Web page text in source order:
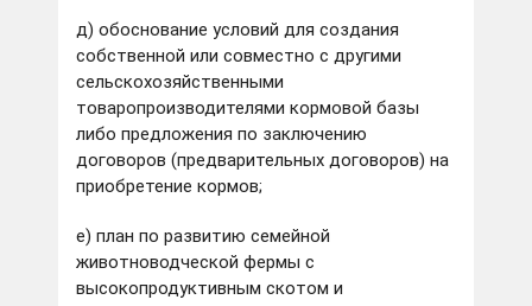
д) обоснование условий для создания
собственной или совместно с другими
сельскохозяйственными
товаропроизводителями кормовой базы
либо предложения по заключению
договоров (предварительных договоров) на
приобретение кормов;
е) план по развитию семейной
животноводческой фермы с
высокопродуктивным скотом и